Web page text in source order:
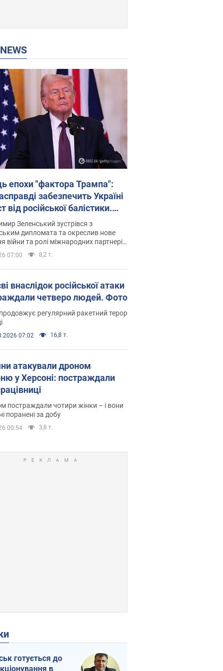
NEWS
епохи "фактора Трампа":
забезпечить Україні
від російської балістики.
з Безсмертним
Зеленський зустрівся з
дипломата та окреслив нове
війни та ролі міжнародних партнерів
з Росією
07:00 8,2 т.
внаслідок російської атаки
четверо людей. Фото
регулярний ракетний терор
07:02 16,8 т.
атакували дроном
у Херсоні: постраждали
постраждали чотири жінки – і вони
поранені за добу
00:54 3,8 т.
готується до
в